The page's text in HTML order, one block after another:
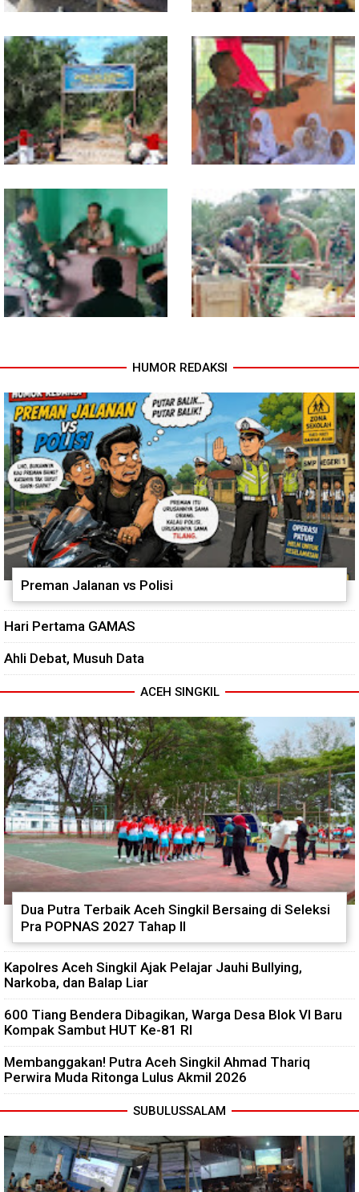
Lewat Komsos di Warung
Kopi, Babinsa Bangun Sinergi
dan Kekompakan Warga
Progres TNI AD Manunggal Air
Dikebut, Babinsa dan Warga
Dirikan Tower Polytank di
Belegen Mulia
Kodim 0118 Tancap Gas
Rampungkan Finishing
Jembatan Garuda
Melalui Wasbang, Babinsa
Bentuk Karakter dan Jiwa
Patriotisme Pelajar
Babinsa dan Bhabinkamtibmas
RI ke-81 dengan Kibarkan
Merah Putih
Cuaca Tak Jadi Penghalang,
Garuda dan Pengacian Terus
Dikebut
HUMOR REDAKSI
Preman Jalanan vs Polisi
Hari Pertama GAMAS
Ahli Debat, Musuh Data
ACEH SINGKIL
Dua Putra Terbaik Aceh Singkil Bersaing di Seleksi
Pra POPNAS 2027 Tahap II
Kapolres Aceh Singkil Ajak Pelajar Jauhi Bullying,
Narkoba, dan Balap Liar
600 Tiang Bendera Dibagikan, Warga Desa Blok VI Baru
Kompak Sambut HUT Ke-81 RI
Membanggakan! Putra Aceh Singkil Ahmad Thariq
Perwira Muda Ritonga Lulus Akmil 2026
SUBULUSSALAM